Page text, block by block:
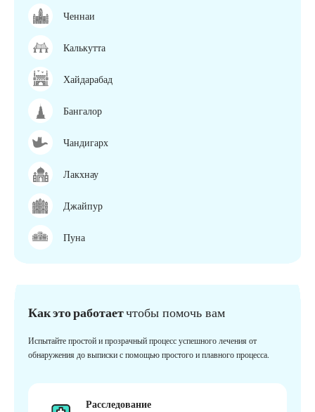
Ченнаи
Калькутта
Хайдарабад
Бангалор
Чандигарх
Лакхнау
Джайпур
Пуна
Как это работаетчтобы помочь вам
Испытайте простой и прозрачный процесс успешного лечения от
обнаружения до выписки с помощью простого и плавного процесса.
Расследование